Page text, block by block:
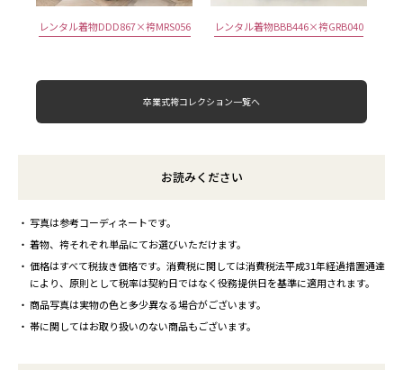
レンタル着物DDD867×袴MRS056 レンタル着物BBB446×袴GRB040
卒業式袴コレクション一覧へ
お読みください
写真は参考コーディネートです。
着物、袴それぞれ単品にてお選びいただけます。
価格はすべて税抜き価格です。消費税に関しては消費税法平成31年経過措置通達
により、原則として税率は契約日ではなく役務提供日を基準に適用されます。
商品写真は実物の色と多少異なる場合がございます。
帯に関してはお取り扱いのない商品もございます。